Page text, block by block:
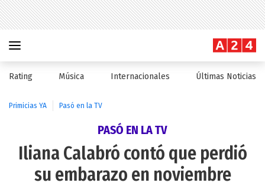
Rating Música Internacionales Últimas Noticias
Primicias YA Pasó en la TV
PASÓ EN LA TV
Iliana Calabró contó que perdió
su embarazo en noviembre